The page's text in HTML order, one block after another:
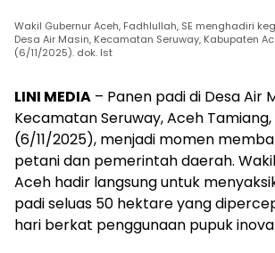
Wakil Gubernur Aceh, Fadhlullah, SE menghadiri
Desa Air Masin, Kecamatan Seruway, Kabupaten
(6/11/2025). dok. Ist
LINI MEDIA – Panen padi di Desa Air
Kecamatan Seruway, Aceh Tamiang,
(6/11/2025), menjadi momen
petani dan pemerintah daerah.
Aceh hadir langsung untuk
padi seluas 50 hektare yang
hari berkat penggunaan pupuk